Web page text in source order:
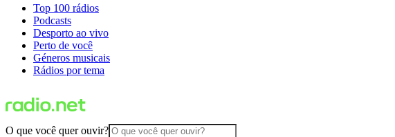
Top 100 rádios
Podcasts
Desporto ao vivo
Perto de você
Géneros musicais
Rádios por tema
O que você quer ouvir?